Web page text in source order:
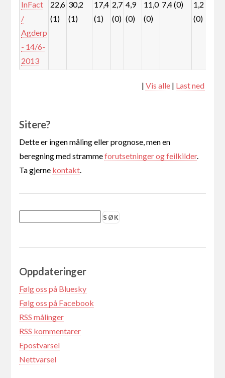
InFact
/
Agderp
- 14/6-
2013
22,6
(1)
30,2
(1)
17,4
(1)
2,7
(0)
4,9
(0)
11,0
(0)
7,4 (0)
1,2
(0)
|Vis alle | Last ned
Sitere?
Dette er ingen måling eller prognose, men en
beregning med strammeforutsetninger og feilkilder.
Ta gjerne kontakt
Oppdateringer
Følg oss på Bluesky
Følg oss på Facebook
RSS målinger
RSS kommentarer
Epostvarsel
Nettvarsel